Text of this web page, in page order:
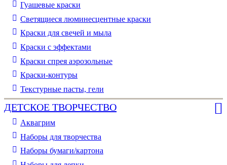
Гуашевые краски
Светящиеся люминесцентные краски
Краски для свечей и мыла
Краски с эффектами
Краски спрея аэрозольные
Краски-контуры
Текстурные пасты, гели
ДЕТСКОЕ ТВОРЧЕСТВО
Аквагрим
Наборы для творчества
Наборы бумаги/картона